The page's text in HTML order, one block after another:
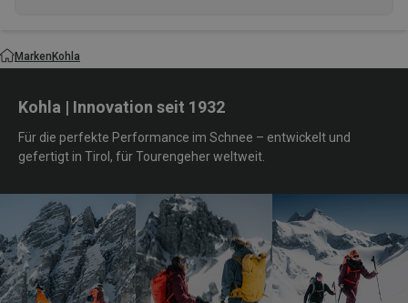
MarkenKohla
Kohla | Innovation seit 1932
Für die perfekte Performance im Schnee – entwickelt und
gefertigt in Tirol, für Tourengeher weltweit.